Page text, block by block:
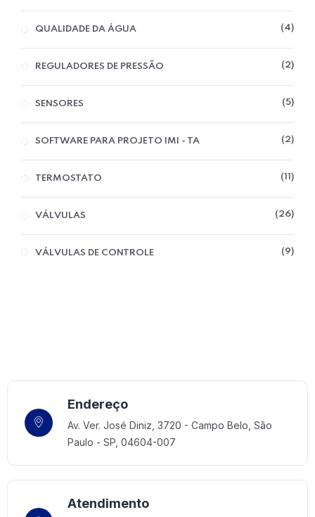
Home 09
QUALIDADE DA ÁGUA 4
REGULADORES DE PRESSÃO 2
SENSORES 5
SOFTWARE PARA PROJETO IMI - TA 2
TERMOSTATO 11
VÁLVULAS 26
VÁLVULAS DE CONTROLE 9
Endereço
Av. Ver. José Diniz, 3720 - Campo Belo, São
Paulo - SP, 04604-007
Atendimento